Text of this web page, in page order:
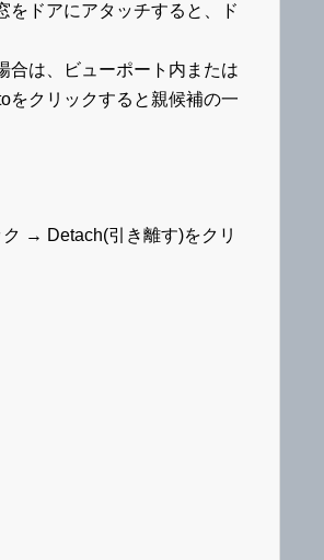
ドアにアタッチすると、ド
は、ビューポート内または
をクリックすると親候補の一
→ Detach(引き離す)をクリ